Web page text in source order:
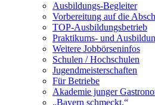
Ausbildungs-Begleiter
Vorbereitung auf die
TOP-Ausbildungsbetrieb
Praktikums- und
Weitere Jobbörseninfos
Schulen / Hochschulen
Jugendmeisterschaften
Für Betriebe
Akademie junger
„Bayern schmeckt.“